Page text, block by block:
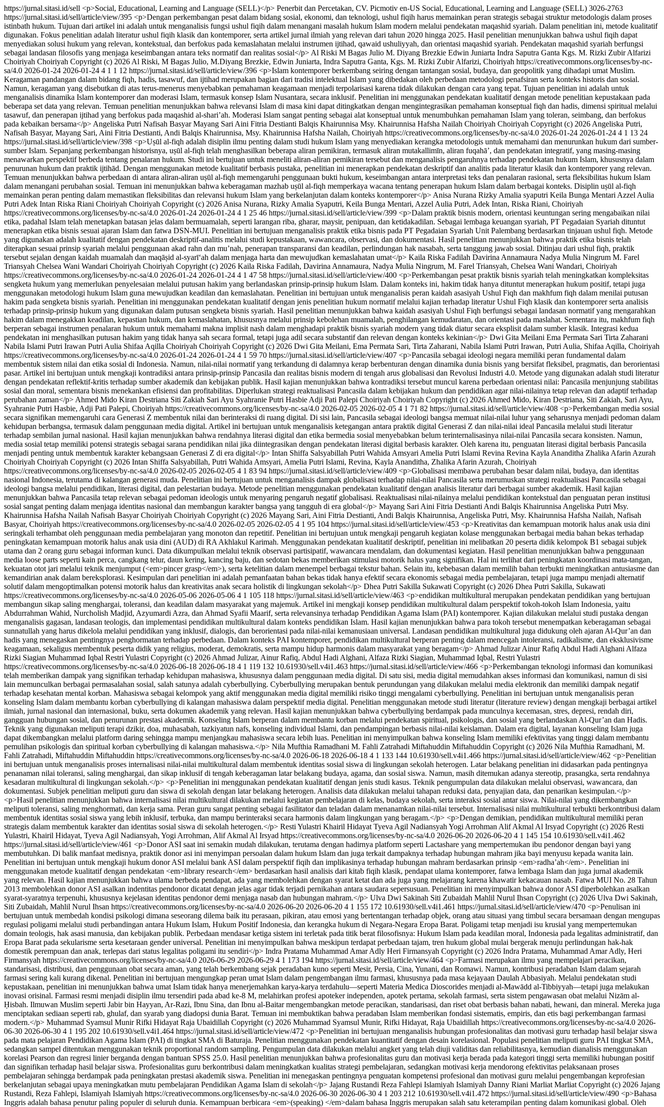
https://jurnal.sitasi.id/sell <p>Social, Educational, Learning and Language (SELL)</p> Penerbit dan Percetakan, CV. Picmotiv en-US Social, Educational, Learning and Language (SELL) 3026-2763
https://jurnal.sitasi.id/sell/article/view/395 <p>Dengan perkembangan pesat dalam bidang sosial, ekonomi, dan teknologi, ushul fiqih harus memainkan peran strategis sebagai struktur metodologis dalam proses
istinbath hukum. Tujuan dari artikel ini adalah untuk menganalisis fungsi ushul fiqih dalam menangani masalah hukum Islam modern melalui pendekatan maqashid syariah. Dalam penelitian ini, metode kualitatif
digunakan. Fokus penelitian adalah literatur ushul fiqih klasik dan kontemporer, serta artikel jurnal ilmiah yang relevan dari tahun 2020 hingga 2025. Hasil penelitian menunjukkan bahwa ushul fiqih dapat
menyediakan solusi hukum yang relevan, kontekstual, dan berfokus pada kemaslahatan melalui instrumen ijtihad, qawaid ushuliyyah, dan orientasi maqashid syariah. Pendekatan maqashid syariah berfungsi
sebagai landasan filosofis yang menjaga keseimbangan antara teks normatif dan realitas sosial</p> Al Riski M Bagas Julio M. Diyang Brezkie Edwin Juniarta Indra Saputra Ganta Kgs. M. Rizki Zubir Alfarizi
Choiriyah Choiriyah Copyright (c) 2026 Al Riski, M Bagas Julio, M.Diyang Brezkie, Edwin Juniarta, Indra Saputra Ganta, Kgs. M. Rizki Zubir Alfarizi, Choiriyah https://creativecommons.org/licenses/by-nc-
sa/4.0 2026-01-24 2026-01-24 4 1 1 12 https://jurnal.sitasi.id/sell/article/view/396 <p>Islam kontemporer berkembang seiring dengan tantangan sosial, budaya, dan geopolitik yang dihadapi umat Muslim.
Keragaman pandangan dalam bidang fiqh, hadis, tasawuf, dan ijtihad merupakan bagian dari tradisi intelektual Islam yang dibedakan oleh perbedaan metodologi penafsiran serta konteks historis dan sosial.
Namun, keragaman yang disebutkan di atas terus-menerus menyebabkan pemahaman keagamaan menjadi terpolarisasi karena tidak dilakukan dengan cara yang tepat. Tujuan penelitian ini adalah untuk
menganalisis dinamika Islam kontemporer dan moderasi Islam, termasuk konsep Islam Nusantara, secara inklusif. Penelitian ini menggunakan pendekatan kualitatif dengan metode penelitian kepustakaan pada
beberapa set data yang relevan. Temuan penelitian menunjukkan bahwa relevansi Islam di masa kini dapat ditingkatkan dengan mengintegrasikan pemahaman konseptual fiqh dan hadis, dimensi spiritual melalui
tasawuf, dan penerapan ijtihad yang berfokus pada maqashid al-shari’ah. Moderasi Islam sangat penting sebagai alat konseptual untuk menumbuhkan pemahaman Islam yang toleran, seimbang, dan berfokus
pada kebaikan bersama</p> Angeliska Putri Nafisah Basyar Mayang Sari Aini Fitria Destianti Balqis Khairunnisa Msy. Khairunnisa Hafsha Nailah Choiriyah Choiriyah Copyright (c) 2026 Angeliska Putri,
Nafisah Basyar, Mayang Sari, Aini Fitria Destianti, Andi Balqis Khairunnisa, Msy. Khairunnisa Hafsha Nailah, Choiriyah https://creativecommons.org/licenses/by-nc-sa/4.0 2026-01-24 2026-01-24 4 1 13 24
https://jurnal.sitasi.id/sell/article/view/398 <p>Uṣūl al-fiqh adalah disiplin ilmu penting dalam studi hukum Islam yang menyediakan kerangka metodologis untuk memahami dan menurunkan hukum dari sumber-
sumber Islam. Sepanjang perkembangan historisnya, uṣūl al-fiqh telah menghasilkan beberapa aliran pemikiran, termasuk aliran mutakallimīn, aliran fuqahā’, dan pendekatan integratif, yang masing-masing
menawarkan perspektif berbeda tentang penalaran hukum. Studi ini bertujuan untuk meneliti aliran-aliran pemikiran tersebut dan menganalisis pengaruhnya terhadap pendekatan hukum Islam, khususnya dalam
penurunan hukum dan praktik ijtihād. Dengan menggunakan metode kualitatif berbasis pustaka, penelitian ini menerapkan pendekatan deskriptif dan analitis pada literatur klasik dan kontemporer yang relevan.
Temuan menunjukkan bahwa perbedaan di antara aliran-aliran uṣūl al-fiqh memengaruhi penggunaan bukti hukum, keseimbangan antara interpretasi teks dan penalaran rasional, serta fleksibilitas hukum Islam
dalam menangani perubahan sosial. Temuan ini menunjukkan bahwa keberagaman mazhab uṣūl al-fiqh memperkaya wacana tentang penerapan hukum Islam dalam berbagai konteks. Disiplin uṣūl al-fiqh
memainkan peran penting dalam memastikan fleksibilitas dan relevansi hukum Islam yang berkelanjutan dalam konteks kontemporer</p> Anisa Nurana Rizky Amalia syaputri Keila Bunga Mentari Azzel Aulia
Putri Adek Intan Riska Riani Choiriyah Choiriyah Copyright (c) 2026 Anisa Nurana, Rizky Amalia Syaputri, Keila Bunga Mentari, Azzel Aulia Putri, Adek Intan, Riska Riani, Choiriyah
https://creativecommons.org/licenses/by-nc-sa/4.0 2026-01-24 2026-01-24 4 1 25 46 https://jurnal.sitasi.id/sell/article/view/399 <p>Dalam praktik bisnis modern, orientasi keuntungan sering mengabaikan nilai
etika, padahal Islam telah menetapkan batasan jelas dalam bermuamalah, seperti larangan riba, gharar, maysir, penipuan, dan ketidakadilan. Sebagai lembaga keuangan syariah, PT Pegadaian Syariah dituntut
menerapkan etika bisnis sesuai ajaran Islam dan fatwa DSN-MUI. Penelitian ini bertujuan menganalisis praktik etika bisnis pada PT Pegadaian Syariah Unit Palembang berdasarkan tinjauan ushul fiqh. Metode
yang digunakan adalah kualitatif dengan pendekatan deskriptif-analitis melalui studi kepustakaan, wawancara, observasi, dan dokumentasi. Hasil penelitian menunjukkan bahwa praktik etika bisnis telah
diterapkan sesuai prinsip syariah melalui penggunaan akad rahn dan mu’nah, penerapan transparansi dan keadilan, perlindungan hak nasabah, serta tanggung jawab sosial. Ditinjau dari ushul fiqh, praktik
tersebut sejalan dengan kaidah muamalah dan maqāṣid al-syarī‘ah dalam menjaga harta dan mewujudkan kemaslahatan umat</p> Kaila Riska Fadilah Davirina Annamaura Nadya Mulia Ningrum M. Farel
Triansyah Chelsea Wani Wandari Choiriyah Choiriyah Copyright (c) 2026 Kaila Riska Fadilah, Davirina Annamaura, Nadya Mulia Ningrum, M. Farel Triansyah, Chelsea Wani Wandari, Choiriyah
https://creativecommons.org/licenses/by-nc-sa/4.0 2026-01-24 2026-01-24 4 1 47 58 https://jurnal.sitasi.id/sell/article/view/400 <p>Perkembangan pesat praktik bisnis syariah telah meningkatkan kompleksitas
sengketa hukum yang memerlukan penyelesaian melalui putusan hakim yang berlandaskan prinsip-prinsip hukum Islam. Dalam konteks ini, hakim tidak hanya dituntut menerapkan hukum positif, tetapi juga
menggunakan metodologi hukum Islam guna mewujudkan keadilan dan kemaslahatan. Penelitian ini bertujuan untuk menganalisis peran kaidah asasiyah Ushul Fiqh dan makhfum fiqh dalam menilai putusan
hakim pada sengketa bisnis syariah. Penelitian ini menggunakan pendekatan kualitatif dengan jenis penelitian hukum normatif melalui kajian terhadap literatur Ushul Fiqh klasik dan kontemporer serta analisis
terhadap prinsip-prinsip hukum yang digunakan dalam putusan sengketa bisnis syariah. Hasil penelitian menunjukkan bahwa kaidah asasiyah Ushul Fiqh berfungsi sebagai landasan normatif yang mengarahkan
hakim dalam menegakkan keadilan, kepastian hukum, dan kemaslahatan, khususnya melalui prinsip kebolehan muamalah, penghilangan kemudaratan, dan orientasi pada maslahat. Sementara itu, makhfum fiqh
berperan sebagai instrumen penalaran hukum untuk memahami makna implisit nash dalam menghadapi praktik bisnis syariah modern yang tidak diatur secara eksplisit dalam sumber klasik. Integrasi kedua
pendekatan ini menghasilkan putusan hakim yang tidak hanya sah secara formal, tetapi juga adil secara substantif dan relevan dengan konteks kekinian</p> Dwi Gita Meilani Ema Permata Sari Tirta Zaharani
Nabila Islami Putri Irawan Putri Aulia Shifaa Aqilla Choiriyah Choiriyah Copyright (c) 2026 Dwi Gita Meilani, Ema Permata Sari, Tirta Zaharani, Nabila Islami Putri Irawan, Putri Aulia, Shifaa Aqilla, Choiriyah
https://creativecommons.org/licenses/by-nc-sa/4.0 2026-01-24 2026-01-24 4 1 59 70 https://jurnal.sitasi.id/sell/article/view/407 <p>Pancasila sebagai ideologi negara memiliki peran fundamental dalam
membentuk sistem nilai dan etika sosial di Indonesia. Namun, nilai-nilai normatif yang terkandung di dalamnya kerap berbenturan dengan dinamika dunia bisnis yang bersifat fleksibel, pragmatis, dan berorientasi
pasar. Artikel ini bertujuan untuk mengkaji kontradiksi antara prinsip-prinsip Pancasila dan realitas bisnis modern di tengah arus globalisasi dan Revolusi Industri 4.0. Metode yang digunakan adalah studi literatur
dengan pendekatan reflektif-kritis terhadap sumber akademik dan kebijakan publik. Hasil kajian menunjukkan bahwa kontradiksi tersebut muncul karena perbedaan orientasi nilai: Pancasila menjunjung stabilitas
sosial dan moral, sementara bisnis menekankan efisiensi dan profitabilitas. Diperlukan strategi reaktualisasi Pancasila dalam kebijakan hukum dan pendidikan agar nilai-nilainya tetap relevan dan adaptif terhadap
perubahan zaman</p> Ahmed Mido Kiran Destriana Siti Zakiah Sari Ayu Syahranie Putri Hasbie Adji Pati Palepi Choiriyah Choiriyah Copyright (c) 2026 Ahmed Mido, Kiran Destriana, Siti Zakiah, Sari Ayu,
Syahranie Putri Hasbie, Adji Pati Palepi, Choiriyah https://creativecommons.org/licenses/by-nc-sa/4.0 2026-02-05 2026-02-05 4 1 71 82 https://jurnal.sitasi.id/sell/article/view/408 <p>Perkembangan media sosial
secara signifikan memengaruhi cara Generasi Z membentuk nilai dan berinteraksi di ruang digital. Di sisi lain, Pancasila sebagai ideologi bangsa memuat nilai-nilai luhur yang seharusnya menjadi pedoman dalam
kehidupan berbangsa, termasuk dalam penggunaan media digital. Artikel ini bertujuan untuk menganalisis ketegangan antara praktik digital Generasi Z dan nilai-nilai ideal Pancasila melalui studi literatur
terhadap sembilan jurnal nasional. Hasil kajian menunjukkan bahwa rendahnya literasi digital dan etika bermedia sosial menyebabkan belum terinternalisasinya nilai-nilai Pancasila secara konsisten. Namun,
media sosial tetap memiliki potensi strategis sebagai sarana pendidikan nilai jika diintegrasikan dengan pendekatan literasi digital berbasis karakter. Oleh karena itu, penguatan literasi digital berbasis Pancasila
menjadi penting untuk membentuk karakter kebangsaan Generasi Z di era digital</p> Intan Shiffa Salsyabillah Putri Wahida Amsyari Amelia Putri Islami Revina Revina Kayla Ananditha Zhalika Afarin Azurah
Choiriyah Choiriyah Copyright (c) 2026 Intan Shiffa Salsyabillah, Putri Wahida Amsyari, Amelia Putri Islami, Revina, Kayla Ananditha, Zhalika Afarin Azurah, Choiriyah
https://creativecommons.org/licenses/by-nc-sa/4.0 2026-02-05 2026-02-05 4 1 83 94 https://jurnal.sitasi.id/sell/article/view/409 <p>Globalisasi membawa perubahan besar dalam nilai, budaya, dan identitas
nasional Indonesia, terutama di kalangan generasi muda. Penelitian ini bertujuan untuk menganalisis dampak globalisasi terhadap nilai-nilai Pancasila serta merumuskan strategi reaktualisasi Pancasila sebagai
ideologi bangsa melalui pendidikan, literasi digital, dan pelestarian budaya. Metode penelitian menggunakan pendekatan kualitatif dengan analisis literatur dari berbagai sumber akademik. Hasil kajian
menunjukkan bahwa Pancasila tetap relevan sebagai pedoman ideologis untuk menyaring pengaruh negatif globalisasi. Reaktualisasi nilai-nilainya melalui pendidikan kontekstual dan penguatan peran institusi
sosial sangat penting dalam menjaga identitas nasional dan membangun karakter bangsa yang tangguh di era global</p> Mayang Sari Aini Fitria Destianti Andi Balqis Khairunnisa Angeliska Putri Msy.
Khairunnisa Hafsha Nailah Nafisah Basyar Choiriyah Choiriyah Copyright (c) 2026 Mayang Sari, Aini Fitria Destianti, Andi Balqis Khairunnisa, Angeliska Putri, Msy. Khairunnisa Hafsha Nailah, Nafisah
Basyar, Choiriyah https://creativecommons.org/licenses/by-nc-sa/4.0 2026-02-05 2026-02-05 4 1 95 104 https://jurnal.sitasi.id/sell/article/view/453 <p>Kreativitas dan kemampuan motorik halus anak usia dini
seringkali terhambat oleh penggunaan media pembelajaran yang monoton dan repetitif. Penelitian ini bertujuan untuk mengkaji pengaruh kegiatan kolase menggunakan berbagai media bahan bekas terhadap
peningkatan kemampuan motorik halus anak usia dini (AUD) di RA Akhlakul Karimah. Menggunakan pendekatan kualitatif deskriptif, penelitian ini melibatkan 20 peserta didik kelompok B1 sebagai subjek
utama dan 2 orang guru sebagai informan kunci. Data dikumpulkan melalui teknik observasi partisipatif, wawancara mendalam, dan dokumentasi kegiatan. Hasil penelitian menunjukkan bahwa penggunaan
media loose parts seperti kain perca, cangkang telur, daun kering, kancing baju, dan sedotan bekas memberikan stimulasi motorik halus yang signifikan. Hal ini terlihat dari peningkatan koordinasi mata-tangan,
kekuatan otot jari melalui teknik menjumput (<em>pincer grasp</em>), serta ketelitian dalam menempel berbagai tekstur bahan. Selain itu, kebebasan dalam memilih bahan terbukti meningkatkan antusiasme dan
kemandirian anak dalam bereksplorasi. Kesimpulan dari penelitian ini adalah pemanfaatan bahan bekas tidak hanya efektif secara ekonomis sebagai media pembelajaran, tetapi juga mampu menjadi alternatif
solutif dalam mengoptimalkan potensi motorik halus dan kreativitas anak secara holistik di lingkungan sekolah</p> Dhea Putri Sakilla Sukawati Copyright (c) 2026 Dhea Putri Sakilla, Sukawati
https://creativecommons.org/licenses/by-nc-sa/4.0 2026-05-06 2026-05-06 4 1 105 118 https://jurnal.sitasi.id/sell/article/view/463 <p>endidikan multikultural merupakan pendekatan pendidikan yang bertujuan
membangun sikap saling menghargai, toleransi, dan keadilan dalam masyarakat yang majemuk. Artikel ini mengkaji konsep pendidikan multikultural dalam perspektif tokoh-tokoh Islam Indonesia, yaitu
Abdurrahman Wahid, Nurcholish Madjid, Azyumardi Azra, dan Ahmad Syafii Maarif, serta relevansinya terhadap Pendidikan Agama Islam (PAI) kontemporer. Kajian dilakukan melalui studi pustaka dengan
menganalisis gagasan, landasan teologis, dan implementasi pendidikan multikultural dalam konteks pendidikan Islam. Hasil kajian menunjukkan bahwa para tokoh tersebut menempatkan keberagaman sebagai
sunnatullah yang harus dikelola melalui pendidikan yang inklusif, dialogis, dan berorientasi pada nilai-nilai kemanusiaan universal. Landasan pendidikan multikultural juga didukung oleh ajaran Al-Qur’an dan
hadis yang menegaskan pentingnya penghormatan terhadap perbedaan. Dalam konteks PAI kontemporer, pendidikan multikultural berperan penting dalam mencegah intoleransi, radikalisme, dan eksklusivisme
keagamaan, sekaligus membentuk peserta didik yang religius, moderat, demokratis, serta mampu hidup harmonis dalam masyarakat yang beragam</p> Ahmad Julizar Ainur Rafiq Abdul Hadi Alghani Alfaza
Rizki Siagian Muhammad Iqbal Restri Yulastri Copyright (c) 2026 Ahmad Julizar, Ainur Rafiq, Abdul Hadi Alghani, Alfaza Rizki Siagian, Muhammad Iqbal, Restri Yulastri
https://creativecommons.org/licenses/by-nc-sa/4.0 2026-06-18 2026-06-18 4 1 119 132 10.61930/sell.v4i1.463 https://jurnal.sitasi.id/sell/article/view/466 <p>Perkembangan teknologi informasi dan komunikasi
telah memberikan dampak yang signifikan terhadap kehidupan mahasiswa, khususnya dalam penggunaan media digital. Di satu sisi, media digital memudahkan akses informasi dan komunikasi, namun di sisi
lain memunculkan berbagai permasalahan sosial, salah satunya adalah cyberbullying. Cyberbullying merupakan bentuk perundungan yang dilakukan melalui media elektronik dan memiliki dampak negatif
terhadap kesehatan mental korban. Mahasiswa sebagai kelompok yang aktif menggunakan media digital memiliki risiko tinggi mengalami cyberbullying. Penelitian ini bertujuan untuk menganalisis peran
konseling Islam dalam membantu korban cyberbullying di kalangan mahasiswa dalam perspektif media digital. Penelitian menggunakan metode studi literatur (literature review) dengan mengkaji berbagai artikel
ilmiah, jurnal nasional dan internasional, buku, serta dokumen akademik yang relevan. Hasil kajian menunjukkan bahwa cyberbullying berdampak pada munculnya kecemasan, stres, depresi, rendah diri,
gangguan hubungan sosial, dan penurunan prestasi akademik. Konseling Islam berperan dalam membantu korban melalui pendekatan spiritual, psikologis, dan sosial yang berlandaskan Al-Qur’an dan Hadis.
Teknik yang digunakan meliputi terapi dzikir, doa, muhasabah, tazkiyatun nafs, konseling individual Islami, dan pendampingan berbasis nilai-nilai keislaman. Dalam era digital, layanan konseling Islam juga
dapat dikembangkan melalui platform daring sehingga mampu menjangkau mahasiswa secara lebih luas. Penelitian ini menyimpulkan bahwa konseling Islam memiliki efektivitas yang tinggi dalam membantu
pemulihan psikologis dan spiritual korban cyberbullying di kalangan mahasiswa.</p> Nila Mufthia Ramadhani M. Fahli Zatrahadi Miftahuddin Miftahuddin Copyright (c) 2026 Nila Mufthia Ramadhani, M.
Fahli Zatrahadi, Miftahuddin Miftahuddin https://creativecommons.org/licenses/by-nc-sa/4.0 2026-06-18 2026-06-18 4 1 133 144 10.61930/sell.v4i1.466 https://jurnal.sitasi.id/sell/article/view/462 <p>Penelitian
ini bertujuan untuk menganalisis proses internalisasi nilai-nilai multikultural dalam membentuk identitas sosial siswa di lingkungan sekolah heterogen. Latar belakang penelitian ini didasarkan pada pentingnya
penanaman nilai toleransi, saling menghargai, dan sikap inklusif di tengah keberagaman latar belakang budaya, agama, dan sosial siswa. Namun, masih ditemukan adanya stereotip, prasangka, serta rendahnya
kesadaran multikultural di lingkungan sekolah.</p> <p>Penelitian ini menggunakan pendekatan kualitatif dengan jenis studi kasus. Teknik pengumpulan data dilakukan melalui observasi, wawancara, dan
dokumentasi. Subjek penelitian meliputi guru dan siswa di sekolah dengan latar belakang heterogen. Analisis data dilakukan melalui tahapan reduksi data, penyajian data, dan penarikan kesimpulan.</p>
<p>Hasil penelitian menunjukkan bahwa internalisasi nilai multikultural dilakukan melalui kegiatan pembelajaran di kelas, budaya sekolah, serta interaksi sosial antar siswa. Nilai-nilai yang dikembangkan
meliputi toleransi, saling menghormati, dan kerja sama. Peran guru sangat penting sebagai fasilitator dan teladan dalam menanamkan nilai-nilai tersebut. Internalisasi nilai multikultural terbukti berkontribusi dalam
membentuk identitas sosial siswa yang lebih inklusif, terbuka, dan mampu berinteraksi secara harmonis dalam lingkungan yang beragam.</p> <p>Dengan demikian, pendidikan multikultural memiliki peran
strategis dalam membentuk karakter dan identitas sosial siswa di sekolah heterogen.</p> Resti Yulastri Khairil Hidayat Tyeva Agil Nadiansyah Yogi Arrohman Alif Akmal Al Irsyad Copyright (c) 2026 Resti
Yulastri, Khairil Hidayat, Tyeva Agil Nadiansyah, Yogi Arrohman, Alif Akmal Al Irsyad https://creativecommons.org/licenses/by-nc-sa/4.0 2026-06-20 2026-06-20 4 1 145 154 10.61930/sell.v4i1.462
https://jurnal.sitasi.id/sell/article/view/461 <p>Donor ASI saat ini semakin mudah dilakukan, terutama dengan hadirnya platform seperti Lactashare yang mempertemukan ibu pendonor dengan bayi yang
membutuhkan. Di balik manfaat medisnya, praktik donor asi ini menyimpan persoalan dalam hukum Islam dan juga terkait dampaknya terhadap hubungan mahram jika bayi menyusu kepada wanita lain.
Penelitian ini bertujuan untuk mengkaji hukum donor ASI melalui bank ASI dalam perspektif fiqih dan implikasinya terhadap hubungan mahram berdasarkan prinsip <em>radha’ah</em>. Penelitian ini
menggunakan metode kualitatif dengan pendekatan <em>library research</em> berdasarkan hasil analisis dari kitab fiqih klasik, pendapat ulama kontemporer, fatwa lembaga Islam dan juga jurnal akademik
yang relevan. Hasil kajian menunjukkan bahwa ulama berbeda pendapat, ada yang membolehkan dengan syarat ketat dan ada juga yang melajarang karena khawatir kekacauan nasab. Fatwa MUI No. 28 Tahun
2013 membolehkan donor ASI asalkan indentitas pendonor dicatat dengan jelas agar tidak terjadi pernikahan antara saudara sepersusuan. Penelitian ini menyimpulkan bahwa donor ASI diperbolehkan asalkan
syarat-syaratnya terpenuhi, khususnya kejelasan identitas pendonor demi menjaga nasab dan hubungan mahram.</p> Ulva Dwi Sakinah Siti Zubaidah Mahlil Nurul Ihsan Copyright (c) 2026 Ulva Dwi Sakinah,
Siti Zubaidah, Mahlil Nurul Ihsan https://creativecommons.org/licenses/by-nc-sa/4.0 2026-06-20 2026-06-20 4 1 155 172 10.61930/sell.v4i1.461 https://jurnal.sitasi.id/sell/article/view/470 <p>Penulisan ini
bertujuan untuk membedah kondisi psikologi dimana seseorang dilema baik itu perasaan, pikiran, atau emosi yang bertentangan terhadap objek, orang atau situasi yang timbul secara bersamaan dengan mengupas
regulasi poligami melalui studi perbandingan antara Hukum Islam, Hukum Positif Indonesia, dan kerangka hukum di Negara-Negara Eropa Barat. Poligami tetap menjadi isu krusial yang mempertemukan
domain teologis, hak asasi manusia, dan kebijakan publik. Perbedaan mendasar ketiga sistem ini terletak pada titik berat filosofisnya: Hukum Islam pada keadilan moral, Indonesia pada legalitas administratif, dan
Eropa Barat pada sekularisme serta kesetaraan gender universal. Penelitian ini menyimpulkan bahwa meskipun terdapat perbedaan tajam, tren hukum global mulai bergerak menuju perlindungan hak-hak
domestik perempuan dan anak, terlepas dari status legalitas poligami itu sendiri</p> Indra Pratama Muhammad Amar Adly Heri Firmansyah Copyright (c) 2026 Indra Pratama, Muhammad Amar Adly, Heri
Firmansyah https://creativecommons.org/licenses/by-nc-sa/4.0 2026-06-29 2026-06-29 4 1 173 194 https://jurnal.sitasi.id/sell/article/view/464 <p>Farmasi merupakan ilmu yang mempelajari peracikan,
standarisasi, distribusi, dan penggunaan obat secara aman, yang telah berkembang sejak peradaban kuno seperti Mesir, Persia, Cina, Yunani, dan Romawi. Namun, kontribusi peradaban Islam dalam sejarah
farmasi sering kali kurang dikenal. Penelitian ini bertujuan mengungkap peran umat Islam dalam pengembangan ilmu farmasi, khususnya pada masa kejayaan Daulah Abbasiyah. Melalui pendekatan studi
kepustakaan, penelitian ini menunjukkan bahwa umat Islam tidak hanya menerjemahkan karya-karya terdahulu—seperti Materia Medica Dioscorides menjadi al-Mawādd al-Tibbiyyah—tetapi juga melakukan
inovasi orisinal. Farmasi resmi menjadi disiplin ilmu tersendiri pada abad ke-8 M, melahirkan profesi apoteker independen, apotek pertama, sekolah farmasi, serta sistem pengawasan obat melalui Nizām al-
Ḥisbah. Ilmuwan Muslim seperti Jabir bin Hayyan, Ar-Razi, Ibnu Sina, dan Ibnu al-Baitar mengembangkan metode peracikan, standarisasi, dan riset obat berbasis bahan nabati, hewani, dan mineral. Mereka juga
menciptakan sediaan seperti rab, ghulaf, dan syarab yang diadopsi dunia Barat. Temuan ini membuktikan bahwa peradaban Islam memberikan fondasi sistematis, empiris, dan etis bagi perkembangan farmasi
modern.</p> Muhammad Syamsul Munir Rifki Hidayat Raja Ubaidillah Copyright (c) 2026 Muhammad Syamsul Munir, Rifki Hidayat, Raja Ubaidillah https://creativecommons.org/licenses/by-nc-sa/4.0 2026-
06-30 2026-06-30 4 1 195 202 10.61930/sell.v4i1.464 https://jurnal.sitasi.id/sell/article/view/472 <p>Penelitian ini bertujuan menganalisis hubungan profesionalitas dan motivasi guru terhadap hasil belajar siswa
pada mata pelajaran Pendidikan Agama Islam (PAI) di tingkat SMA di Baturaja. Penelitian menggunakan pendekatan kuantitatif dengan desain korelasional. Populasi penelitian meliputi guru PAI tingkat SMA,
sedangkan sampel ditentukan menggunakan teknik proportional random sampling. Pengumpulan data dilakukan melalui angket yang telah diuji validitas dan reliabilitasnya, kemudian dianalisis menggunakan
korelasi Pearson dan regresi linier berganda dengan bantuan SPSS 25.0. Hasil penelitian menunjukkan bahwa profesionalitas guru dan motivasi kerja berada pada kategori tinggi serta memiliki hubungan positif
dan signifikan terhadap hasil belajar siswa. Profesionalitas guru berkontribusi dalam meningkatkan kualitas strategi pembelajaran, sedangkan motivasi kerja mendorong efektivitas pelaksanaan proses
pembelajaran sehingga berdampak pada peningkatan prestasi akademik siswa. Penelitian ini menegaskan pentingnya penguatan kompetensi profesional dan motivasi guru melalui pengembangan keprofesian
berkelanjutan sebagai upaya meningkatkan mutu pembelajaran Pendidikan Agama Islam di sekolah</p> Jajang Rustandi Reza Fahlepi Islamiyah Islamiyah Danny Riani Marliat Marliat Copyright (c) 2026 Jajang
Rustandi, Reza Fahlepi, Islamiyah Islamiyah https://creativecommons.org/licenses/by-nc-sa/4.0 2026-06-30 2026-06-30 4 1 203 212 10.61930/sell.v4i1.472 https://jurnal.sitasi.id/sell/article/view/490 <p>Bahasa
Inggris adalah bahasa penutur paling populer di seluruh dunia. Kemampuan berbicara <em>(speaking) </em>dalam bahasa Inggris merupakan salah satu keterampilan penting dalam komunikasi global. Oleh